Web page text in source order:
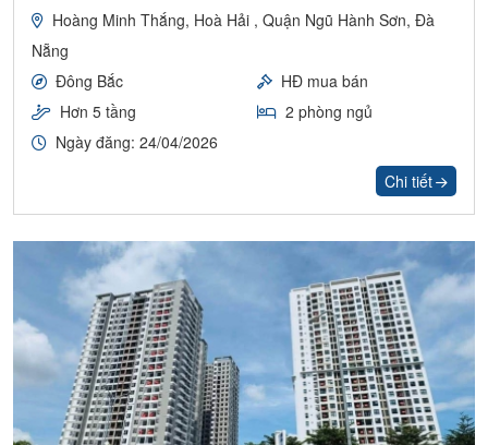
Hoàng Minh Thắng, Hoà Hải , Quận Ngũ Hành Sơn, Đà
Nẵng
Đông Bắc
HĐ mua bán
Hơn 5 tầng
2 phòng ngủ
Ngày đăng: 24/04/2026
Chi tiết